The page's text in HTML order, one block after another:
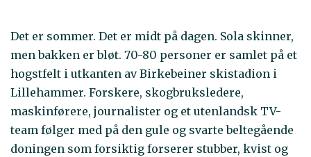
Det er sommer. Det er midt på dagen. Sola skinner,
men bakken er bløt. 70-80 personer er samlet på et
hogstfelt i utkanten av Birkebeiner skistadion i
Lillehammer. Forskere, skogbruksledere,
maskinførere, journalister og et utenlandsk TV-
team følger med på den gule og svarte beltegående
doningen som forsiktig forserer stubber, kvist og